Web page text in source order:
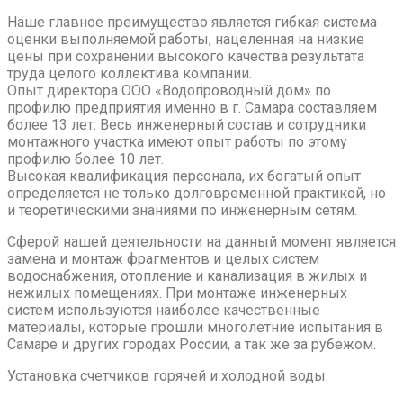
Наше главное преимущество является гибкая система
оценки выполняемой работы, нацеленная на низкие
цены при сохранении высокого качества результата
труда целого коллектива компании.
Опыт директора ООО «Водопроводный дом» по
профилю предприятия именно в г. Самара составляем
более 13 лет. Весь инженерный состав и сотрудники
монтажного участка имеют опыт работы по этому
профилю более 10 лет.
Высокая квалификация персонала, их богатый опыт
определяется не только долговременной практикой, но
и теоретическими знаниями по инженерным сетям.
Сферой нашей деятельности на данный момент является
замена и монтаж фрагментов и целых систем
водоснабжения, отопление и канализация в жилых и
нежилых помещениях. При монтаже инженерных
систем используются наиболее качественные
материалы, которые прошли многолетние испытания в
Самаре и других городах России, а так же за рубежом.
Установка счетчиков горячей и холодной воды.